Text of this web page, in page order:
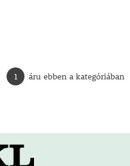
1 áru ebben a kategóriában